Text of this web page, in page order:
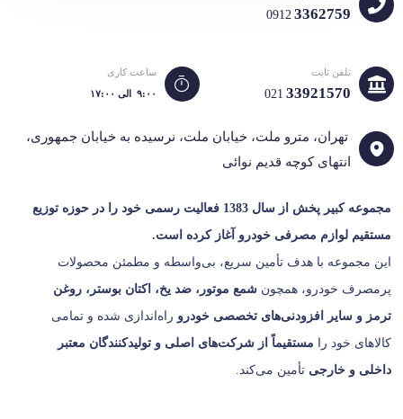
0912 3362759
تلفن ثابت
021 33921570
ساعت کاری
۹:۰۰ الی ۱۷:۰۰
تهران، مترو ملت، خیابان ملت، نرسیده به خیابان جمهوری،
انتهای کوچه قدیم نوائی
مجموعه کبیر پخش از سال 1383
فعالیت رسمی خود را در حوزه توزیع
مستقیم لوازم مصرفی خودرو آغاز کرده است.
این مجموعه با هدف تأمین سریع، بی‌واسطه و مطمئن محصولات
پرمصرف خودرو، همچون شمع موتور، ضد یخ، اکتان بوستر، روغن
ترمز و سایر افزودنی‌های تخصصی خودرو راه‌اندازی شده و تمامی
کالاهای خود را مستقیماً از شرکت‌های اصلی و تولیدکنندگان معتبر
داخلی و خارجی تأمین می‌کند.